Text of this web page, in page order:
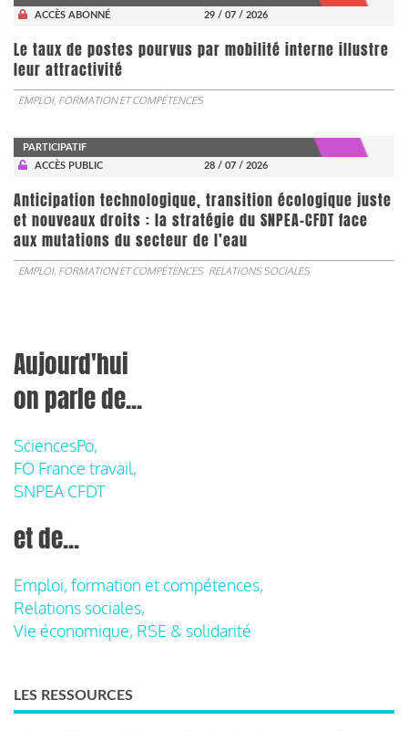
ACCÈS ABONNÉ
29 / 07 / 2026
Le taux de postes pourvus par mobilité interne illustre
leur attractivité
EMPLOI, FORMATION ET COMPÉTENCES
PARTICIPATIF
ACCÈS PUBLIC
28 / 07 / 2026
Anticipation technologique, transition écologique juste
et nouveaux droits : la stratégie du SNPEA-CFDT face
aux mutations du secteur de l’eau
EMPLOI, FORMATION ET COMPÉTENCES RELATIONS SOCIALES
Aujourd'hui
on parle de...
SciencesPo,
FO France travail,
SNPEA CFDT
et de...
Emploi, formation et compétences,
Relations sociales,
Vie économique, RSE & solidarité
LES RESSOURCES